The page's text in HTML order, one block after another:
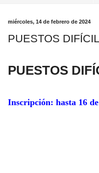
miércoles, 14 de febrero de 2024
PUESTOS
PUESTOS
Inscripción: hasta 16